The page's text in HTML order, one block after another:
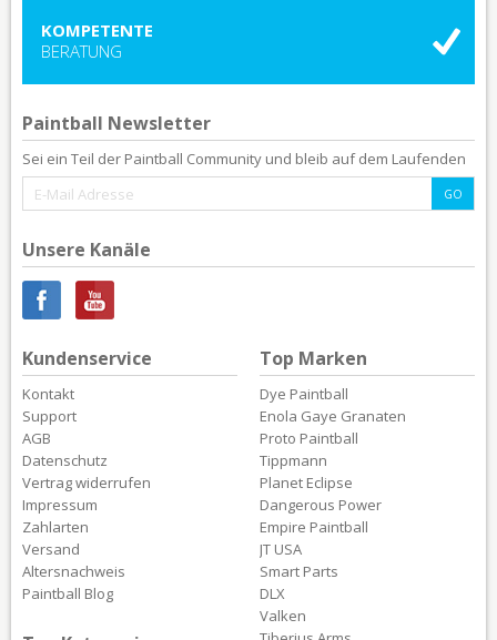
KOMPETENTE
BERATUNG
Paintball Newsletter
Sei ein Teil der Paintball Community und bleib auf dem Laufenden
Unsere Kanäle
Kundenservice
Kontakt
Support
AGB
Datenschutz
Vertrag widerrufen
Impressum
Zahlarten
Versand
Altersnachweis
Paintball Blog
Top Marken
Dye Paintball
Enola Gaye Granaten
Proto Paintball
Tippmann
Planet Eclipse
Dangerous Power
Empire Paintball
JT USA
Smart Parts
DLX
Valken